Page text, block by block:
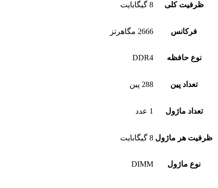
ظرفیت کلی 8 گیگابایت
فرکانس 2666 مگاهرتز
نوع حافظه DDR4
تعداد پین 288 پین
تعداد ماژول 1 عدد
ظرفیت هر ماژول 8 گیگابایت
نوع ماژول DIMM